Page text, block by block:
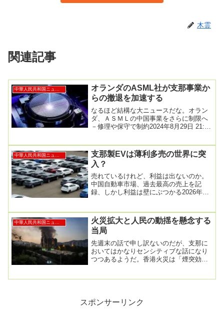
木霊
関連記事
中華人民共和国ニュース
オランダのASML社が支那事業か
らの撤退を加速する
なるほど結構な大ニュースだな。オラン
ダ、ＡＳＭＬの中国事業をさらに制限へ
－修理や保守で制約2024年8月29日 21:13
支那製EVは薄利多売の世界に突
入？
売れているけれど、利益は出ないのか。
中国自動車市場、過去最高の売上を記
録、しかし利益は壁にぶつかる2026年1
火災拡大と人民の動揺を懸念する
当局
先週末の話で申し訳ないのだが、支那に
おいてはかなりセンシティブな話になり
つつあるようだ。香港火災は「煙突効
スポンサーリンク